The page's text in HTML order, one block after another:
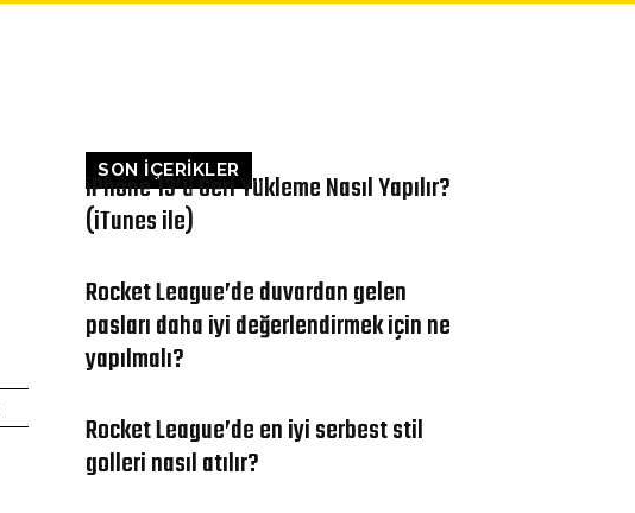
SON İÇERİKLER
iPhone 13’ü Geri Yükleme Nasıl Yapılır?
(iTunes ile)
Rocket League’de duvardan gelen
pasları daha iyi değerlendirmek için ne
yapılmalı?
Rocket League’de en iyi serbest stil
golleri nasıl atılır?